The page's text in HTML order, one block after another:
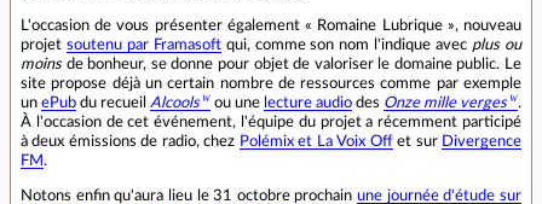
L'occasion de vous présenter également « Romaine Lubrique », nouveau
projet soutenu par Framasoftqui, comme son nom l'indique avec plus ou
moinsde bonheur, se donne pour objet de valoriser le domaine public. Le
site propose déjà un certain nombre de ressources comme par exemple
un ePub du recueil Alcools ou une lecture audio des Onze mille verges
.
À l'occasion de cet événement, l'équipe du projet a récemment participé
à deux émissions de radio, chez Polémix et La Voix Offet sur Divergence
FM .
Notons enfin qu'aura lieu le 31 octobre prochainune journée d'étude sur